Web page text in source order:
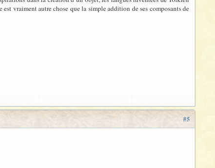
vraiment autre chose que la simple addition de ses composants de
#5